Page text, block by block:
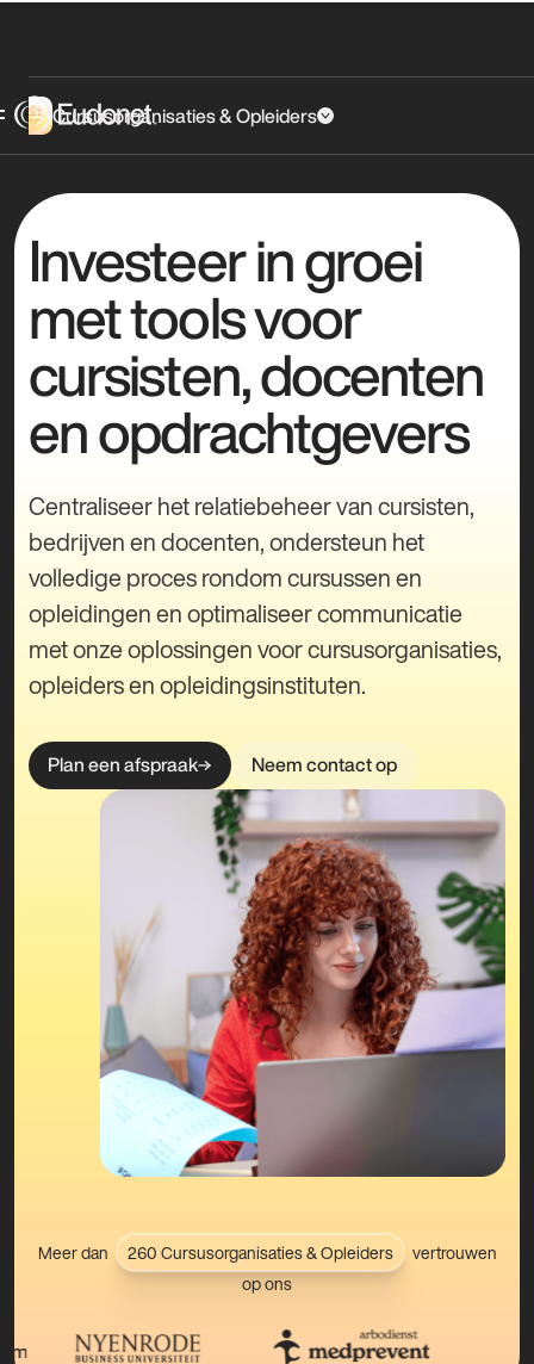
Cursusorganisaties & Opleiders
Investeer in groei
met tools voor
cursisten, docenten
en opdrachtgevers
Centraliseer het relatiebeheer van cursisten,
bedrijven en docenten, ondersteun het
volledige proces rondom cursussen en
opleidingen en optimaliseer communicatie
met onze oplossingen voor cursusorganisaties,
opleiders en opleidingsinstituten.
Plan een afspraak Neem contact op
Meer dan 260 Cursusorganisaties & Opleiders
vertrouwen
op ons